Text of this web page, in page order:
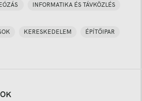
INFORMATIKA ÉS TÁVKÖZLÉS
KERESKEDELEM ÉPÍTŐIPAR